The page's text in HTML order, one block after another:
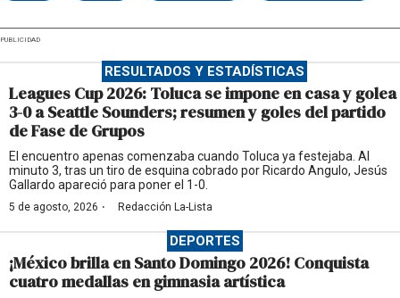
PUBLICIDAD
RESULTADOS Y ESTADÍSTICAS
Leagues Cup 2026: Toluca se impone en casa y golea
3-0 a Seattle Sounders; resumen y goles del partido
de Fase de Grupos
El encuentro apenas comenzaba cuando Toluca ya festejaba. Al
minuto 3, tras un tiro de esquina cobrado por Ricardo Angulo, Jesús
Gallardo apareció para poner el 1-0.
5 de agosto, 2026 · Redacción La-Lista
DEPORTES
¡México brilla en Santo Domingo 2026! Conquista
cuatro medallas en gimnasia artística